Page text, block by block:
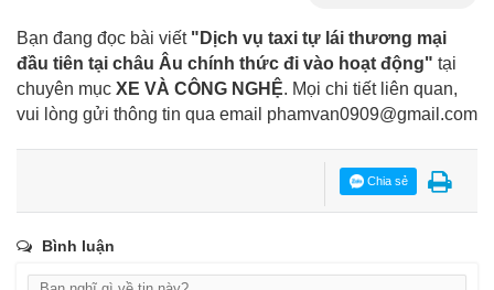
Bạn đang đọc bài viết "Dịch vụ taxi tự lái thương mại
đầu tiên tại châu Âu chính thức đi vào hoạt động" tại
chuyên mục XE VÀ CÔNG NGHỆ. Mọi chi tiết liên quan,
vui lòng gửi thông tin qua email phamvan0909@gmail.com
Chia sẻ
Bình luận